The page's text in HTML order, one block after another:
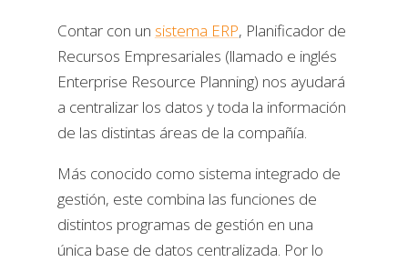
Contar con un sistema ERP, Planificador de
Recursos Empresariales (llamado e inglés
Enterprise Resource Planning) nos ayudará
a centralizar los datos y toda la información
de las distintas áreas de la compañía.
Más conocido como sistema integrado de
gestión, este combina las funciones de
distintos programas de gestión en una
única base de datos centralizada. Por lo